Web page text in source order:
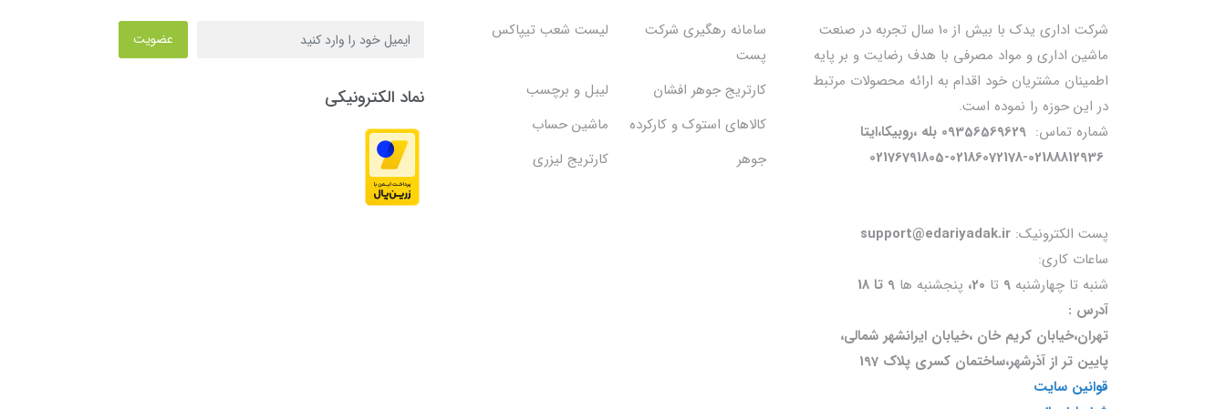
شرکت اداری یدک با بیش از 10 سال تجربه در صنعت
ماشین اداری و مواد مصرفی با هدف رضایت و بر پایه
اطمینان مشتریان خود اقدام به ارائه محصولات مرتبط
در این حوزه را نموده است.
شماره تماس:09356569629 بله ،روبیکا،ایتا
02176791805-02186072178-02188812936
پست الکترونیک: support@edariyadak.ir
ساعات کاری:
شنبه تا چهارشنبه9 تا 20، پنجشنبه ها 9 تا 18
آدرس :
تهران،خیابان کریم خان ،خیابان ایرانشهر شمالی،
پایین تر از آذرشهر،ساختمان کسری پلاک 197
قوانین سایت
سامانه رهگیری شرکت
پست
لیست شعب تیپاکس
کارتریج جوهر افشان
لیبل و برچسب
کالاهای استوک و کارکرده
ماشین حساب
جوهر
کارتریج لیزری
عضویت
نماد الکترونیکی